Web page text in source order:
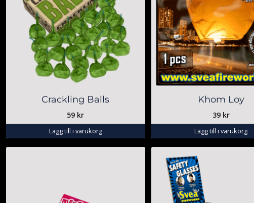
Crackling Balls
59 kr
Lägg till i varukorg
Khom Loy
39 kr
Lägg till i varukorg